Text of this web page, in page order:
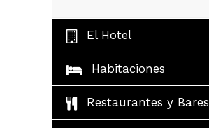
El Hotel
Habitaciones
Restaurantes y Bares